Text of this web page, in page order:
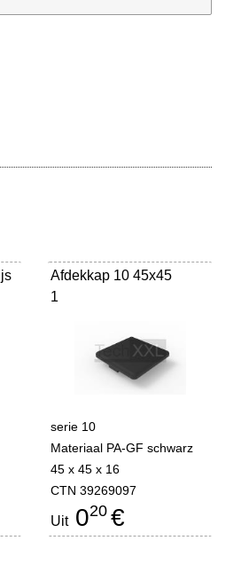
Afdekkap 10 45x45
1
serie 10
Materiaal PA-GF schwarz
45 x 45 x 16
CTN 39269097
Uit020 €